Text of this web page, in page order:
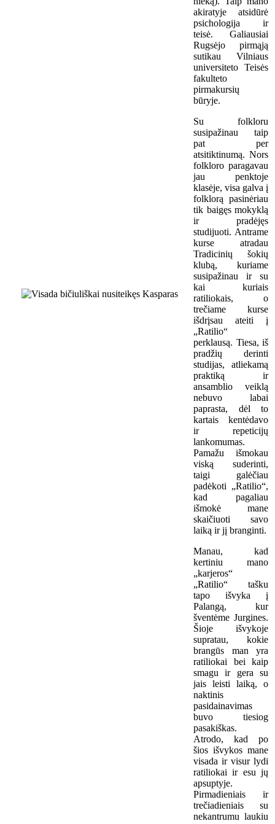
akiratyje atsidūrė
psichologija ir
teisė. Galiausiai
Rugsėjo pirmąją
sutikau Vilniaus
universiteto Teisės
fakulteto
pirmakursių
būryje.
Su folkloru
susipažinau taip
pat per
atsitiktinumą. Nors
folkloro paragavau
jau penktoje
klasėje, visa galva į
folklorą pasinėriau
tik baigęs mokyklą
ir pradėjęs
studijuoti. Antrame
kurse atradau
Tradicinių šokių
klubą, kuriame
susipažinau ir su
kai kuriais
ratiliokais, o
trečiame kurse
išdrįsau ateiti į
„Ratilio“
perklausą. Tiesa, iš
pradžių derinti
studijas, atliekamą
praktiką ir
ansamblio veiklą
nebuvo labai
paprasta, dėl to
kartais kentėdavo
ir repeticijų
lankomumas.
Pamažu išmokau
viską suderinti,
taigi galėčiau
padėkoti „Ratilio“,
kad pagaliau
išmokė mane
skaičiuoti savo
laiką ir jį branginti.
Manau, kad
kertiniu mano
„karjeros“
„Ratilio“ tašku
tapo išvyka į
Palangą, kur
šventėme Jurgines.
Šioje išvykoje
supratau, kokie
brangūs man yra
ratiliokai bei kaip
smagu ir gera su
jais leisti laiką, o
naktinis
pasidainavimas
buvo tiesiog
pasakiškas.
Atrodo, kad po
šios išvykos mane
visada ir visur lydi
ratiliokai ir esu jų
apsuptyje.
Pirmadieniais ir
trečiadieniais su
nekantrumu laukiu